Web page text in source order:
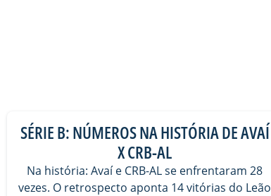
SÉRIE B: NÚMEROS NA HISTÓRIA DE AVAÍ
X CRB-AL
Na história: Avaí e CRB-AL se enfrentaram 28
vezes. O retrospecto aponta 14 vitórias do Leão